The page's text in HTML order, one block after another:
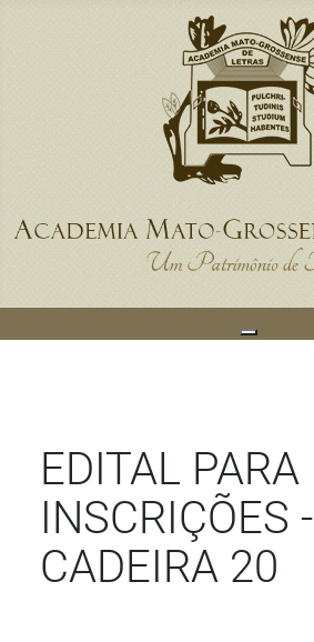
EDITAL PARA
INSCRIÇÕES -
CADEIRA 20